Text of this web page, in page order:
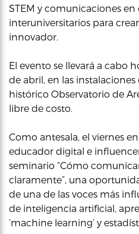
STEM y comunicaciones en
interuniversitarios para
innovador.
El evento se llevará a cabo
de abril, en las instalaciones
histórico Observatorio de
libre de costo.
Como antesala, el viernes
educador digital e
seminario “Cómo
claramente”, una
de una de las voces más
de inteligencia artificial,
‘machine learning’ y